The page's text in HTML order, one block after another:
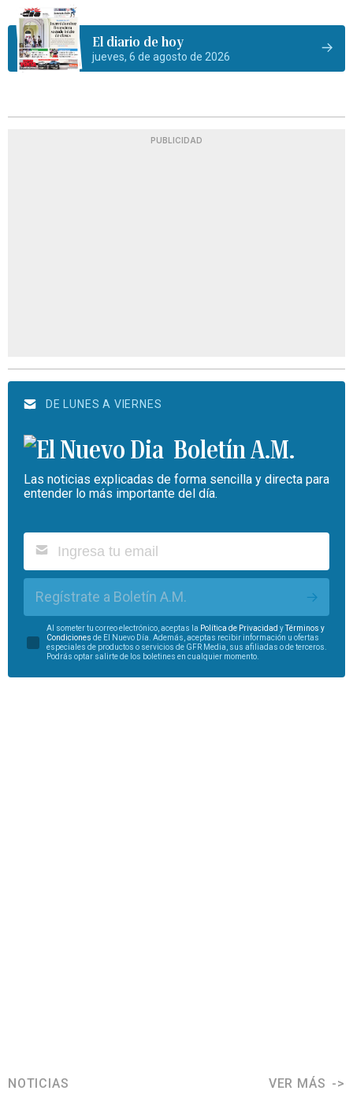
El diario de hoy
jueves, 6 de agosto de 2026
PUBLICIDAD
DE LUNES A VIERNES
Boletín A.M.
Las noticias explicadas de forma sencilla y directa para
entender lo más importante del día.
Regístrate a Boletín A.M.
Al someter tu correo electrónico, aceptas la Política de Privacidad yTérminos y
Condiciones de El Nuevo Día. Además, aceptas recibir información u ofertas
especiales de productos o servicios de GFR Media, sus afiliadas o de terceros.
Podrás optar salirte de los boletines en cualquier momento.
NOTICIAS VER MÁS